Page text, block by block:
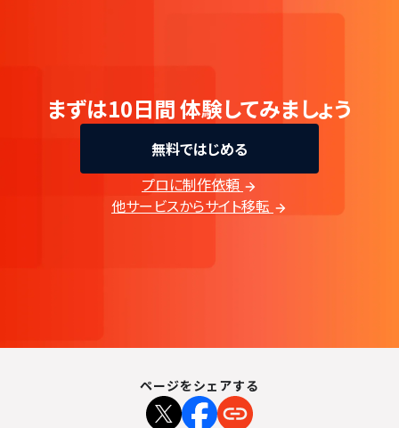
まずは10日間体験してみましょう
無料ではじめる
プロに制作依頼
他サービスからサイト移転
ページをシェアする